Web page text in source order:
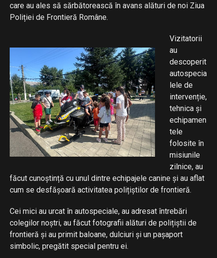
care au ales să sărbătorească în avans alături de noi Ziua
Poliției de Frontieră Române.
Vizitatorii
au
descoperit
autospecia
lele de
intervenție,
tehnica și
echipamen
tele
folosite în
misiunile
zilnice, au
făcut cunoștință cu unul dintre echipajele canine și au aflat
cum se desfășoară activitatea polițiștilor de frontieră.
Cei mici au urcat în autospeciale, au adresat întrebări
colegilor noștri, au făcut fotografii alături de polițiștii de
frontieră și au primit baloane, dulciuri și un pașaport
simbolic, pregătit special pentru ei.